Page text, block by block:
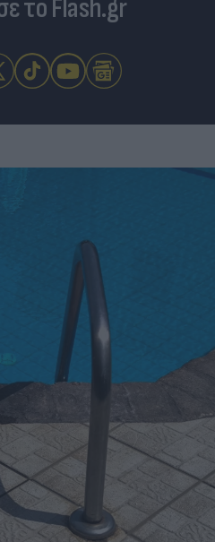
το Flash.gr